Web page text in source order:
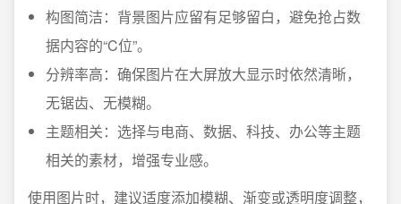
构图简洁：背景图片应留有足够留白，避免抢占数
据内容的“C位”。
分辨率高：确保图片在大屏放大显示时依然清晰，
无锯齿、无模糊。
主题相关：选择与电商、数据、科技、办公等主题
相关的素材，增强专业感。
使用图片时，建议适度添加模糊、渐变或透明度调整，